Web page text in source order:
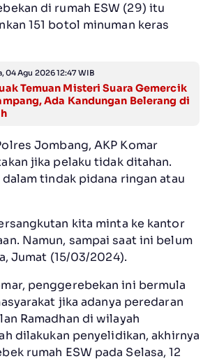
di rumah ESW (29) itu
151 botol minuman keras
04 Agu 2026 12:47 WIB
Temuan Misteri Suara Gemercik
Ada Kandungan Belerang di
Jombang, AKP Komar
jika pelaku tidak ditahan.
dalam tindak pidana ringan atau
kita minta ke kantor
Namun, sampai saat ini belum
Jumat (15/03/2024).
penggerebekan ini bermula
jika adanya peredaran
Ramadhan di wilayah
dilakukan penyelidikan, akhirnya
rumah ESW pada Selasa, 12